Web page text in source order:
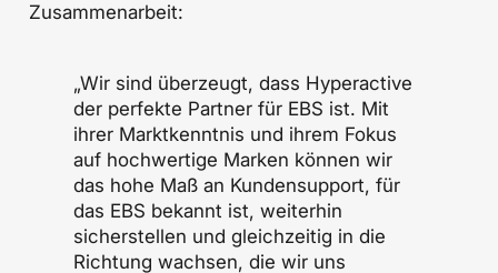
Zusammenarbeit:
„Wir sind überzeugt, dass Hyperactive
der perfekte Partner für EBS ist. Mit
ihrer Marktkenntnis und ihrem Fokus
auf hochwertige Marken können wir
das hohe Maß an Kundensupport, für
das EBS bekannt ist, weiterhin
sicherstellen und gleichzeitig in die
Richtung wachsen, die wir uns